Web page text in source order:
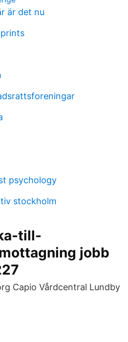
är det nu
psychology
stockholm
till-
jobb
Capio Vårdcentral Lundby